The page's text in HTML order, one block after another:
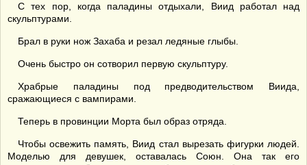
С тех пор, когда паладины отдыхали, Виид работал над
скульптурами.
Брал в руки нож Захаба и резал ледяные глыбы.
Очень быстро он сотворил первую скульптуру.
Храбрые паладины под предводительством Виида,
сражающиеся с вампирами.
Теперь в провинции Морта был образ отряда.
Чтобы освежить память, Виид стал вырезать фигурки людей.
Моделью для девушек, оставалась Союн. Она так его